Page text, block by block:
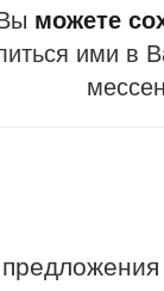
можете
ими в